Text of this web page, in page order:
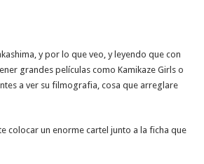
y por lo que veo, y leyendo que con
grandes películas como Kamikaze Girls o
a ver su filmografia, cosa que arreglare
colocar un enorme cartel junto a la ficha que